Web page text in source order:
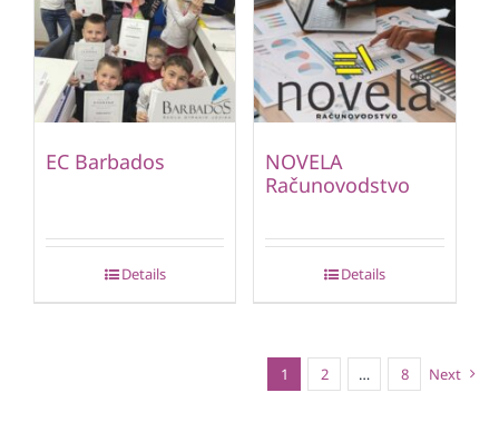
EC Barbados
Details
NOVELA
Računovodstvo
Details
1 2 … 8 Next